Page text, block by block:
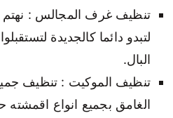
تنظيف غرف المجالس : نهتم
لتبدو دائما كالجديدة
البال.
تنظيف الموكيت : تنظيف
الغامق بجميع انواع